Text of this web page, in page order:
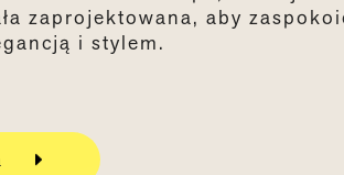
zaprojektowana, aby
i stylem.